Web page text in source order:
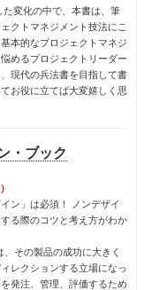
変化の中で、本書は、筆
クトマネジメント技法にこ
本的なプロジェクトマネジ
めるプロジェクトリーダー
現代の兵法書を目指して書
お役に立てば大変嬉しく思
・ブック
ン」は必須！ ノンデザイ
る際のコツと考え方がわか
その製品の成功に大きく
レクションする立場になっ
発注、管理、評価するため